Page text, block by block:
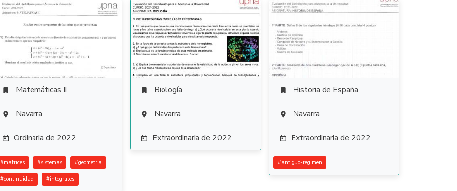
 Matemáticas II
 Navarra
 Ordinaria de 2022
#matrices #sistemas #geometria
#continuidad #integrales
 Biología
 Navarra
 Extraordinaria de 2022
 Historia de España
 Navarra
 Extraordinaria de 2022
#antiguo-regimen